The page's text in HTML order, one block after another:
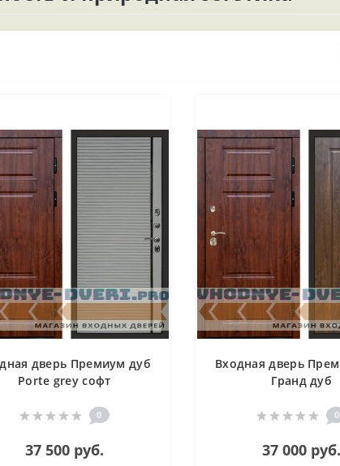
дверь Премиум дуб
Porte grey софт
0
37 500 руб.
Входная дверь
Гранд дуб
0
37 000 руб.